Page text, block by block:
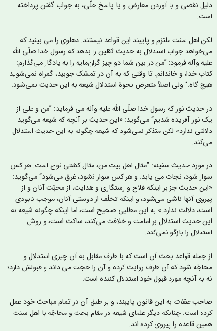
نقضی و با آوردن معارض و یا پاسخ حلّی، به جواب گفتن پرداخته
اهل سنت ملتزم و پایبند این قواعد نیستند. دهلوی را می بینید که
جواب استدلال به حدیث ثقلین را بدهد که رسول خدا صلّی الله
وآله فرمود: ”من در بین شما دو چیز گران‌مایه را به یادگار می‌گذارم:
خدا، و خاندانم. تا وقتی که به آن در تمسّک جوبید، گمراه نمی‌شوید
گاه.“ ولی اصلاً متعرض نحوۀ استدلال شیعه به این حدیث نمی‌شود.
حدیث نور که رسول خدا صلّی الله علیه وآله می فرماید: ”من و علی از
نور آفریده شدیم“ می‌گوید: «این حدیث بر آنچه که شیعه می‌گوید
ندارد» لکن متذکر نمی‌شود که شیعه چگونه به این حدیث استدلال
مورد حديث سفينه: ”مثال اهل بیت من، مثال کشتی نوح است. هر کس
شود، نجات می یابد. و هر کس سوار نشود، غرق می‌شود“ می‌گوید:
حدیث جز بر اینکه فلاح و رستگاری و هدایت، از محبّت آنان و از
آنها ناشی می‌شود، و اینکه تخلّف از دوستی آنان، موجب نابودی
دلالت ندارد.» به این مطلبی صحیح است، اما اینکه چگونه شیعه به
حدیث استدلال بر امامت و خلافت می‌کند، ساکت است، و روش
را بازگو نمی‌کند.
جمله قواعد بحث آن است که با طرف مقابل به آن چیزی استدلال و
شود که آن طرف روایت کرده و آن را حجت می داند و قبولش دارد؛
به آنچه مورد قبول خود استدلال کننده است.
عبقاتبه این قانون پایبند، و بر طبق آن در تمام مباحث خود عمل
است. چنانکه دیگر علمای شیعه در مقام بحث و محاجّه با اهل سنت
قاعده را پیروی کرده اند.